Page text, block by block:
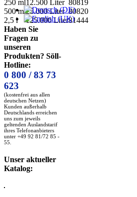
250 ml12.500 Liter 80819
500 ml25.000 Liter 80820
2,5 l
125.000 Liter81444
Haben Sie
Fragen zu
unseren
Produkten? Söll-
Hotline:
0 800 / 83 73
623
(kostenfrei aus allen
deutschen Netzen)
Kunden außerhalb
Deutschlands erreichen
uns zum jeweils
geltenden Auslandstarif
ihres Telefonanbieters
unter +49 92 81/72 85 -
55.
Unser aktueller
Katalog: